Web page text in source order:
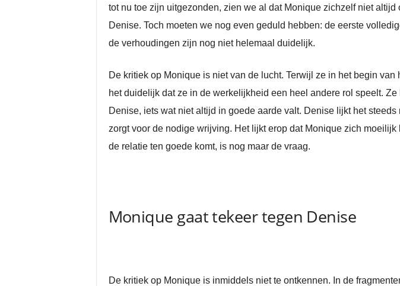
tot nu toe zijn uitgezonden, zien we al dat Monique zichzelf niet
Denise. Toch moeten we nog even geduld hebben: de eerste
de verhoudingen zijn nog niet helemaal duidelijk.
De kritiek op Monique is niet van de lucht. Terwijl ze in het begin
het duidelijk dat ze in de werkelijkheid een heel andere rol speelt.
Denise, iets wat niet altijd in goede aarde valt. Denise lijkt het
zorgt voor de nodige wrijving. Het lijkt erop dat Monique zich
de relatie ten goede komt, is nog maar de vraag.
Monique gaat tekeer tegen Denise
De kritiek op Monique is inmiddels niet te ontkennen. In de